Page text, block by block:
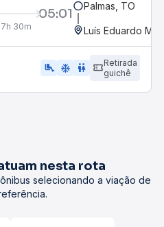
05:01
7h 30m
Palmas, TO
Luís Eduardo
airline_seat_legroom_extra ac_unit wc
Retirada
guichê
nesta rota
selecionando a viação de